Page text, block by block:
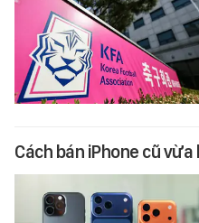
Cách bán iPhone cũ